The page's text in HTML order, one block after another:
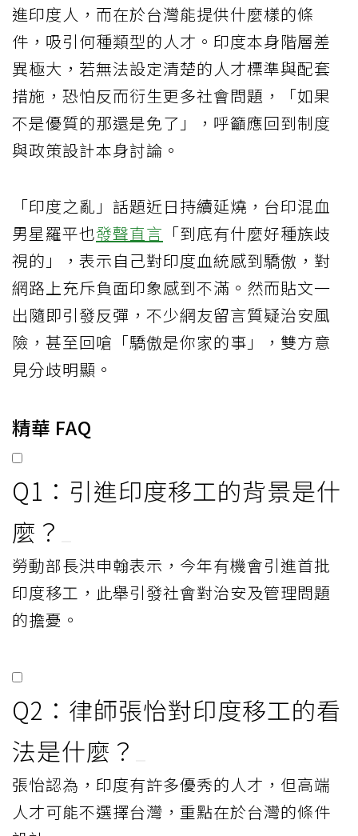
進印度人，而在於台灣能提供什麼樣的條
件，吸引何種類型的人才。印度本身階層差
異極大，若無法設定清楚的人才標準與配套
措施，恐怕反而衍生更多社會問題，「如果
不是優質的那還是免了」，呼籲應回到制度
與政策設計本身討論。
「印度之亂」話題近日持續延燒，台印混血
男星羅平也發聲直言 「到底有什麼好種族歧
視的」，表示自己對印度血統感到驕傲，對
網路上充斥負面印象感到不滿。然而貼文一
出隨即引發反彈，不少網友留言質疑治安風
險，甚至回嗆「驕傲是你家的事」，雙方意
見分歧明顯。
精華 FAQ
Q1：引進印度移工的背景是什
麼？
勞動部長洪申翰表示，今年有機會引進首批
印度移工，此舉引發社會對治安及管理問題
的擔憂。
Q2：律師張怡對印度移工的看
法是什麼？
張怡認為，印度有許多優秀的人才，但高端
人才可能不選擇台灣，重點在於台灣的條件